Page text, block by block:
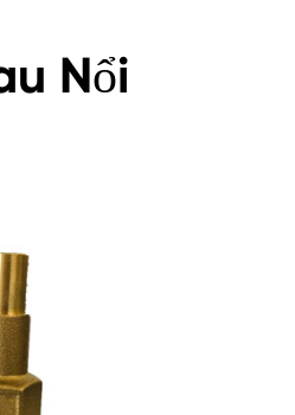
Nổi